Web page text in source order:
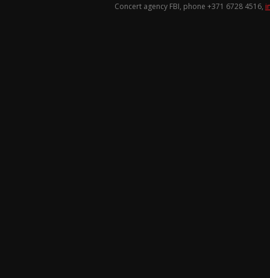
Concert agency FBI, phone +371 6728 4516,